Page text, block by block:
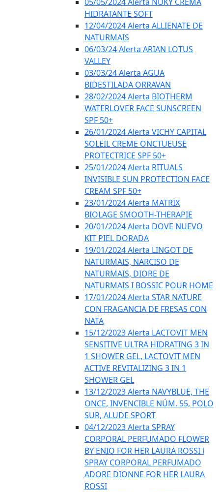
HIDRATANTE SOFT
12/04/2024 Alerta ALLIENATE DE
NATURMAIS
06/03/24 Alerta ARIAN LOTUS
VALLEY
03/03/24 Alerta AGUA
BIDESTILADA ORRAVAN
28/02/2024 Alerta BIOTHERM
WATERLOVER FACE SUNSCREEN
SPF 50+
26/01/2024 Alerta VICHY CAPITAL
SOLEIL CREME ONCTUEUSE
PROTECTRICE SPF 50+
25/01/2024 Alerta RITUALS
INVISIBLE SUN PROTECTION FACE
CREAM SPF 50+
23/01/2024 Alerta MATRIX
BIOLAGE SMOOTH-THERAPIE
20/01/2024 Alerta DOVE NUEVO
KIT PIEL DORADA
19/01/2024 Alerta LINGOT DE
NATURMAIS, NARCISO DE
NATURMAIS, DIORE DE
NATURMAIS I BOSSIC POUR HOME
17/01/2024 Alerta STAR NATURE
CON FRAGANCIA DE FRESAS CON
NATA
15/12/2023 Alerta LACTOVIT MEN
SENSITIVE ULTRA HIDRATING 3 IN
1 SHOWER GEL, LACTOVIT MEN
ACTIVE REVITALIZING 3 IN 1
SHOWER GEL
13/12/2023 Alerta NAVYBLUE, THE
ONCE, INVENCIBLE NÚM. 55, POLO
SUR, ALUDE SPORT
04/12/2023 Alerta SPRAY
CORPORAL PERFUMADO FLOWER
BY ENIO FOR HER LAURA ROSSI i
SPRAY CORPORAL PERFUMADO
ADORE DIONNE FOR HER LAURA
ROSSI